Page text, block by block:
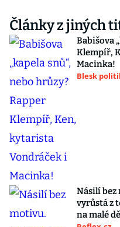
Články z jiných
Babišova
Klempíř,
Macinka!
Blesk
Násilí
vyrůstá z
na malé